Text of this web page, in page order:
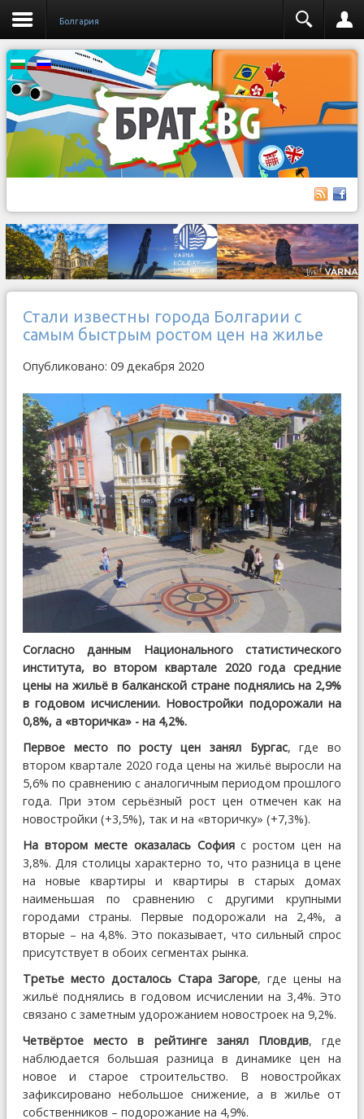
Бoлгария
Стали известны города Болгарии с
самым быстрым ростом цен на жилье
Опубликовано: 09 декабря 2020
Согласно данным Национального статистического
института, во втором квартале 2020 года средние
цены на жильё в балканской стране поднялись на 2,9%
в годовом исчислении. Новостройки подорожали на
0,8%, а «вторичка» - на 4,2%.
Первое место по росту цен занял Бургас, где во
втором квартале 2020 года цены на жильё выросли на
5,6% по сравнению с аналогичным периодом прошлого
года. При этом серьёзный рост цен отмечен как на
новостройки (+3,5%), так и на «вторичку» (+7,3%).
На втором месте оказалась Софияс ростом цен на
3,8%. Для столицы характерно то, что разница в цене
на новые квартиры и квартиры в старых домах
наименьшая по сравнению с другими крупными
городами страны. Первые подорожали на 2,4%, а
вторые – на 4,8%. Это показывает, что сильный спрос
присутствует в обоих сегментах рынка.
Третье место досталось Стара Загоре, где цены на
жильё поднялись в годовом исчислении на 3,4%. Это
связано с заметным удорожанием новостроек на 9,2%.
Четвёртое место в рейтинге занял Пловдив, где
наблюдается большая разница в динамике цен на
новое и старое строительство. В новостройках
зафиксировано небольшое снижение, а в жилье от
собственников – подорожание на 4,9%.